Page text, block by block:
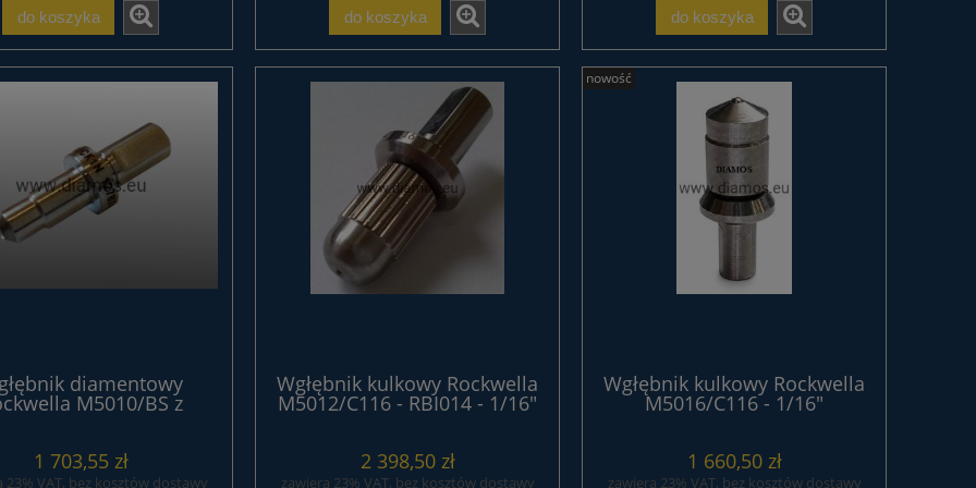
86,10 zł
do koszyka
kr/ct) agregatowy EXTREME
393,60 zł
do koszyka
plastikowe
10,45 zł
do koszyka
do koszyka do koszyka do koszyka
diamentowy
M5010/BS z
1 703,55 zł
23% VAT, bez kosztów dostawy
Wgłębnik kulkowy Rockwella
M5012/C116 - RBI014 - 1/16"
2 398,50 zł
zawiera 23% VAT, bez kosztów dostawy
Wgłębnik kulkowy Rockwella
M5016/C116 - 1/16"
1 660,50 zł
zawiera 23% VAT, bez kosztów dostawy
nowość